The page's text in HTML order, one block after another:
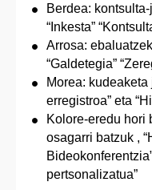
Berdea:
“Inkesta”
Arrosa:
“Galdetegia”
Morea: kudeaketa
erregistroa” eta
Kolore-eredu hori
osagarri batzuk ,
pertsonalizatua”